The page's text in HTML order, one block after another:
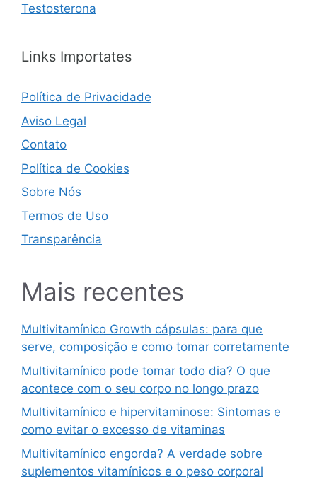
Testosterona
Links Importates
Política de Privacidade
Aviso Legal
Contato
Política de Cookies
Sobre Nós
Termos de Uso
Transparência
Mais recentes
Multivitamínico Growth cápsulas: para que
serve, composição e como tomar corretamente
Multivitamínico pode tomar todo dia? O que
acontece com o seu corpo no longo prazo
Multivitamínico e hipervitaminose: Sintomas e
como evitar o excesso de vitaminas
Multivitamínico engorda? A verdade sobre
suplementos vitamínicos e o peso corporal